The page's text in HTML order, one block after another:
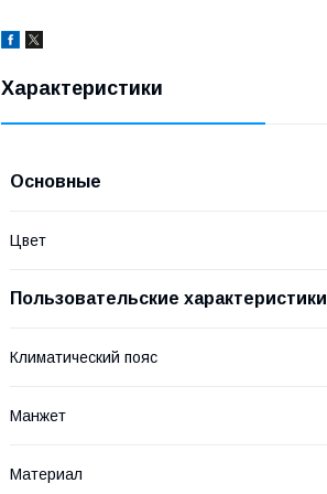
Характеристики
Основные
Цвет
Пользовательские характеристики
Климатический пояс
Манжет
Материал